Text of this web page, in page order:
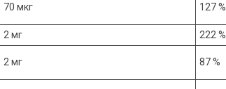
70 мкг 127 %
2 мг
222 %
2 мг 87 %